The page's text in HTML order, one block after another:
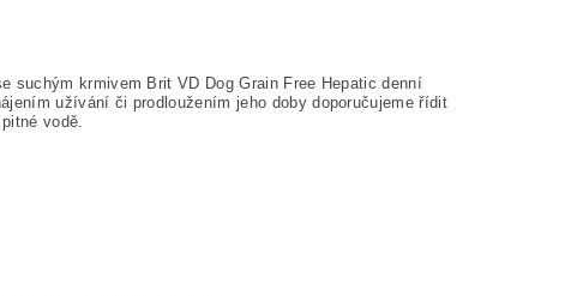
krmivem Brit VD Dog Grain Free Hepatic denní
užívání či prodloužením jeho doby doporučujeme řídit
vodě.